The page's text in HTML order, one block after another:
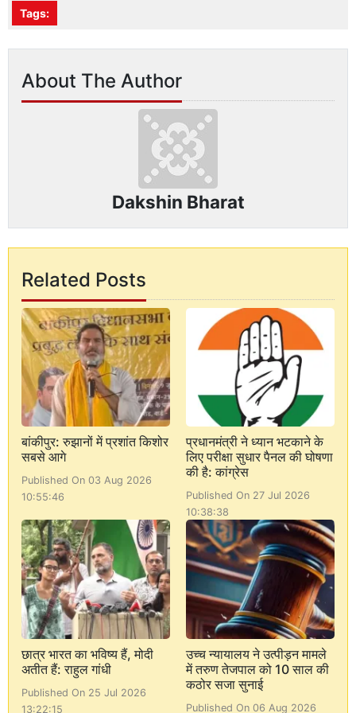
Tags:
About The Author
Dakshin Bharat
Related Posts
बांकीपुर: रुझानों में प्रशांत किशोर
सबसे आगे
Published On 03 Aug 2026
10:55:46
प्रधानमंत्री ने ध्यान भटकाने के
लिए परीक्षा सुधार पैनल की घोषणा
की है: कांग्रेस
Published On 27 Jul 2026
10:38:38
छात्र भारत का भविष्य हैं, मोदी
अतीत हैं: राहुल गांधी
Published On 25 Jul 2026
13:22:15
उच्च न्यायालय ने उत्पीड़न मामले
में तरुण तेजपाल को 10 साल की
कठोर सजा सुनाई
Published On 06 Aug 2026